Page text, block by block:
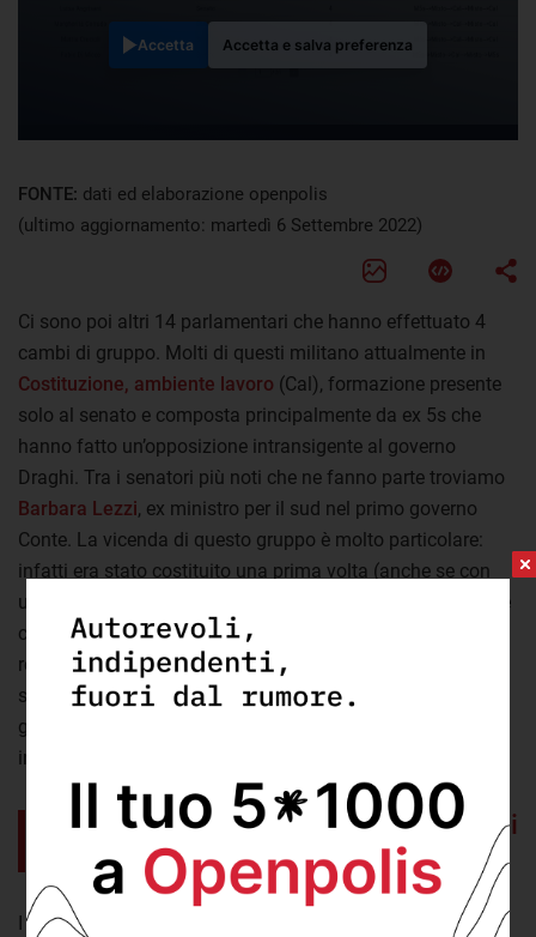
Accetta Accetta e salva preferenza
FONTE: dati ed elaborazione openpolis
(ultimo aggiornamento: martedì 6 Settembre 2022)
Ci sono poi altri 14 parlamentari che hanno effettuato 4
cambi di gruppo. Molti di questi militano attualmente in
Costituzione, ambiente lavoro (Cal), formazione presente
solo al senato e composta principalmente da ex 5s che
hanno fatto un’opposizione intransigente al governo
Draghi. Tra i senatori più noti che ne fanno parte troviamo
Barbara Lezzi, ex ministro per il sud nel primo governo
Conte. La vicenda di questo gruppo è molto particolare:
infatti era stato costituito una prima volta (anche se con
una denominazione diversa) nel gennaio scorso durante le
concitate fasi dell’elezione per il presidente della
repubblica. Mavenne sciolto dopo solamente un giorno
senatori che vi avevano aderito sono tornati quindi nel
gruppo misto, salvo poi fare nuovamente il percorso
inverso qualche mese dopo.
Sarebbe opportuno valutare i cambi di
gruppo caso per caso.
I cambi di gruppo non sono tutti uguali e a seconda dei